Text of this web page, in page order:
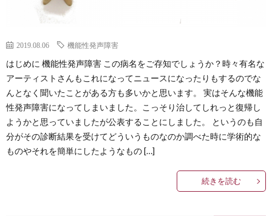
2019.08.06 機能性発声障害
はじめに 機能性発声障害 この病名をご存知でしょうか？時々有名な
アーティストさんもこれになってニュースになったりもするのでな
んとなく聞いたことがある方も多いかと思います。 実はそんな機能
性発声障害になってしまいました。こっそり治してしれっと復帰し
ようかと思っていましたが公表することにしました。 というのも自
分がその診断結果を受けてどういうものなのか調べた時に学術的な
ものやそれを簡単にしたようなもの […]
続きを読む